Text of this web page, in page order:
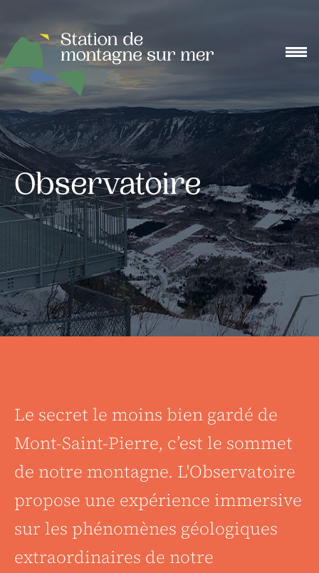
Observatoire
Le secret le moins bien gardé de
Mont-Saint-Pierre, c’est le sommet
de notre montagne. L'Observatoire
propose une expérience immersive
sur les phénomènes géologiques
extraordinaires de notre